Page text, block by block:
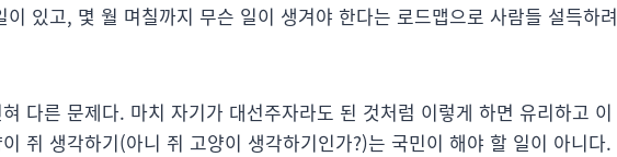
있고, 몇 월 며칠까지 무슨 일이 생겨야 한다는 로드맵으로 사람들 설득하려
다른 문제다. 마치 자기가 대선주자라도 된 것처럼 이렇게 하면 유리하고 이
쥐 생각하기(아니 쥐 고양이 생각하기인가?)는 국민이 해야 할 일이 아니다.